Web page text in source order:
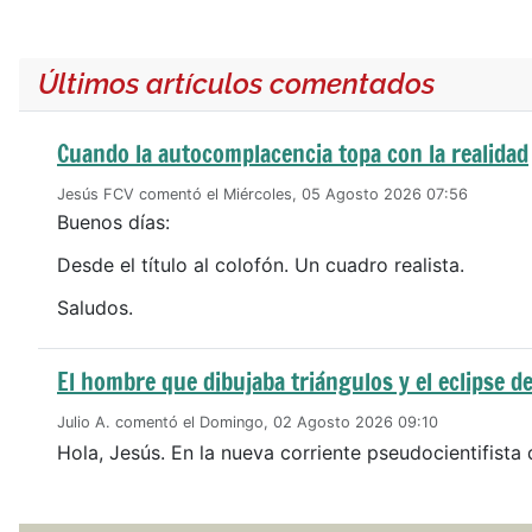
Últimos artículos comentados
Cuando la autocomplacencia topa con la realidad
Jesús FCV comentó el Miércoles, 05 Agosto 2026 07:56
Buenos días:
Desde el título al colofón. Un cuadro realista.
Saludos.
El hombre que dibujaba triángulos y el eclipse
Julio A. comentó el Domingo, 02 Agosto 2026 09:10
Hola, Jesús. En la nueva corriente